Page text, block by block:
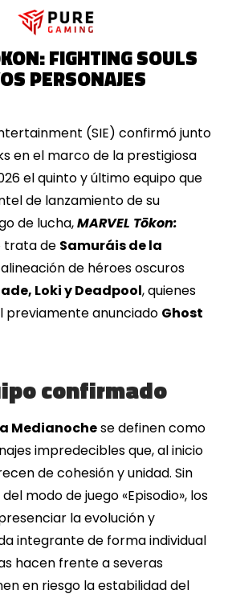
FIGHTING SOULS
PERSONAJES
(SIE) confirmó junto
en el marco de la prestigiosa
el quinto y último equipo que
de lanzamiento de su
de lucha,MARVEL Tōkon:
trata de Samuráis de la
alineación de héroes oscuros
Loki y Deadpool, quienes
previamente anunciado Ghost
confirmado
Medianochese definen como
impredecibles que, al inicio
de cohesión y unidad. Sin
modo de juego «Episodio», los
la evolución y
integrante de forma individual
hacen frente a severas
en riesgo la estabilidad del